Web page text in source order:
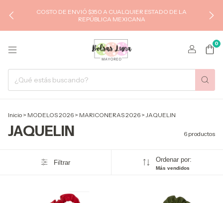
COSTO DE ENVIÓ $350 A CUALQUIER ESTADO DE LA
REPÚBLICA MEXICANA
0
Inicio > MODELOS 2026 > MARICONERAS 2026 > JAQUELIN
JAQUELIN 6 productos
Filtrar Ordenar por:
Más vendidos